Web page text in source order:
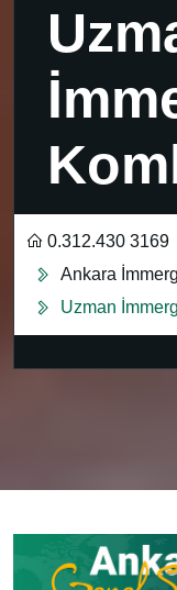
0.312.430 3169
Ankara
Uzman